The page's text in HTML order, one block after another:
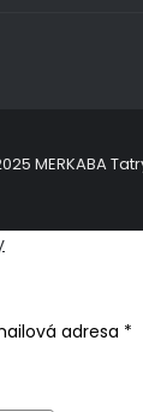
MERKABA
adresa *